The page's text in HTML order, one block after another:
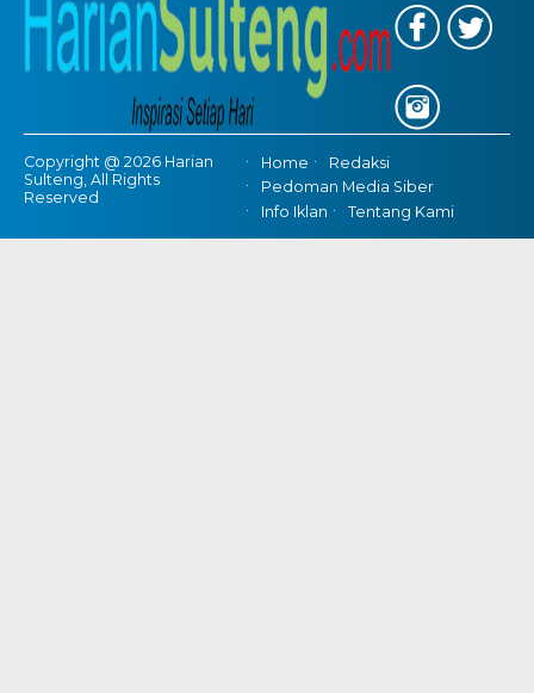
Copyright @ 2026 Harian
Sulteng, All Rights
Reserved
Home
Redaksi
Pedoman Media Siber
Info Iklan
Tentang Kami